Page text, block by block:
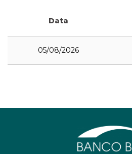
Data
05/08/2026